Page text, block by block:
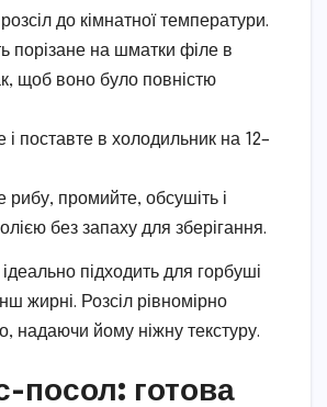
до кімнатної температури.
порізане на шматки філе в
щоб воно було повністю
і поставте в холодильник на 12–
рибу, промийте, обсушіть і
без запаху для зберігання.
підходить для горбуші
жирні. Розсіл рівномірно
надаючи йому ніжну текстуру.
посол: готова